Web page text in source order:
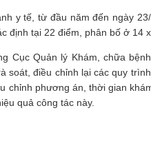
y tế, từ đầu năm đến ngày
định tại 22 điểm, phân bố ở 14
Cục Quản lý Khám, chữa
soát, điều chỉnh lại các quy
chỉnh phương án, thời gian
quả công tác này.